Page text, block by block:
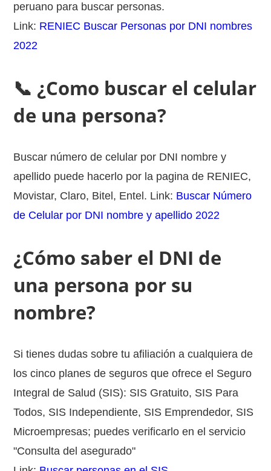
peruano para buscar personas.
Link: RENIEC Buscar Personas por DNI nombres
2022
📞 ¿Como buscar el celular
de una persona?
Buscar número de celular por DNI nombre y
apellido puede hacerlo por la pagina de RENIEC,
Movistar, Claro, Bitel, Entel. Link: Buscar Número
de Celular por DNI nombre y apellido 2022
¿Cómo saber el DNI de
una persona por su
nombre?
Si tienes dudas sobre tu afiliación a cualquiera de
los cinco planes de seguros que ofrece el Seguro
Integral de Salud (SIS): SIS Gratuito, SIS Para
Todos, SIS Independiente, SIS Emprendedor, SIS
Microempresas; puedes verificarlo en el servicio
"Consulta del asegurado"